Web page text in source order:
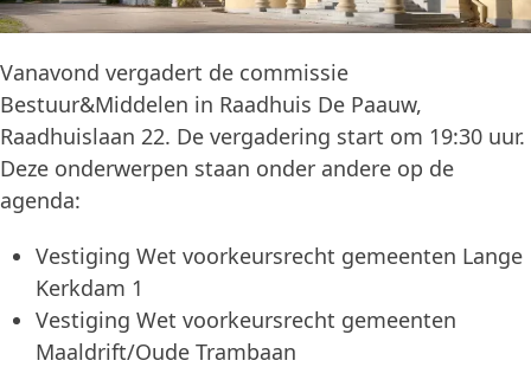
Vanavond vergadert de commissie
Bestuur&Middelen in Raadhuis De Paauw,
Raadhuislaan 22. De vergadering start om 19:30 uur.
Deze onderwerpen staan onder andere op de
agenda:
Vestiging Wet voorkeursrecht gemeenten Lange
Kerkdam 1
Vestiging Wet voorkeursrecht gemeenten
Maaldrift/Oude Trambaan